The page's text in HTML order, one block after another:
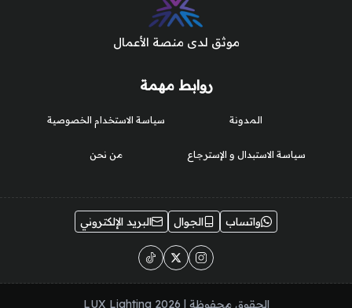
روابط مهمة
المدونة
سياسة الاستبدال و الإسترجاع
سياسة الاستخدام الخصوصية
من نحن
موثق لدى منصة الأعمال
واتساب الجوال البريد الإلكتروني
الحقوق محفوظة | 2026 LUX Lighting